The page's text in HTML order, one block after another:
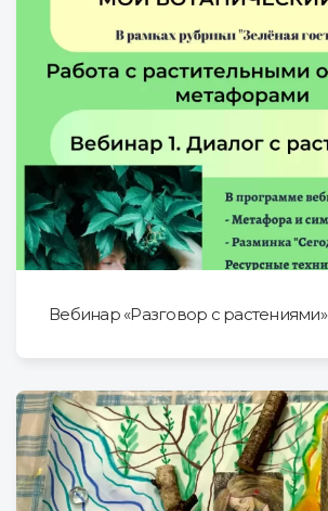
Вебинар «Разговор с растениями»